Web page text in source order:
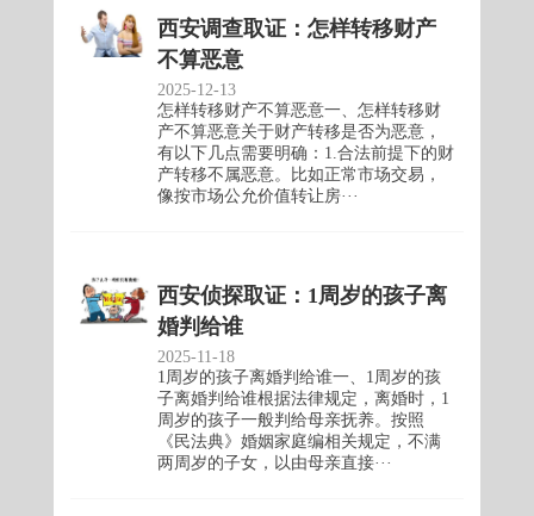
西安调查取证：怎样转移财产
不算恶意
2025-12-13
怎样转移财产不算恶意一、怎样转移财
产不算恶意关于财产转移是否为恶意，
有以下几点需要明确：1.合法前提下的财
产转移不属恶意。比如正常市场交易，
像按市场公允价值转让房···
西安侦探取证：1周岁的孩子离
婚判给谁
2025-11-18
1周岁的孩子离婚判给谁一、1周岁的孩
子离婚判给谁根据法律规定，离婚时，1
周岁的孩子一般判给母亲抚养。按照
《民法典》婚姻家庭编相关规定，不满
两周岁的子女，以由母亲直接···